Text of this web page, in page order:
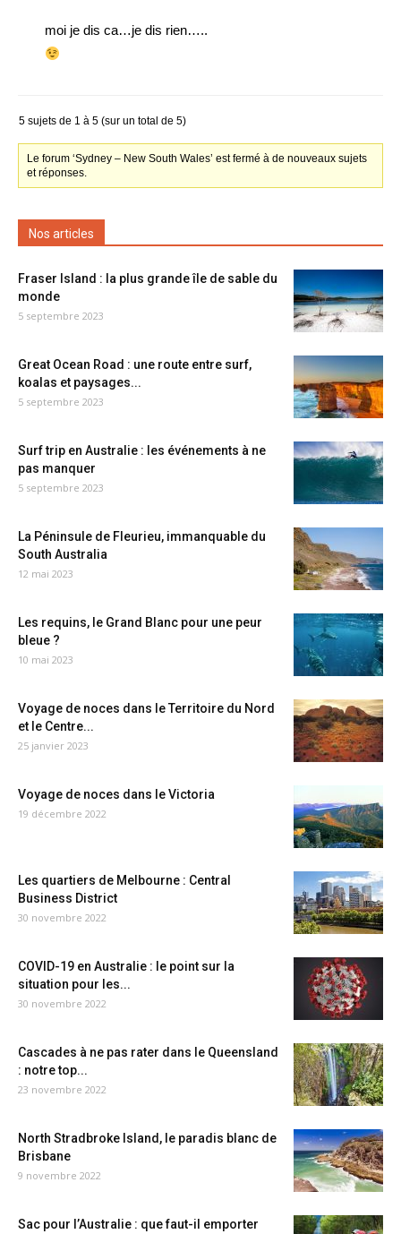
moi je dis ca…je dis rien…..
5 sujets de 1 à 5 (sur un total de 5)
Le forum ‘Sydney – New South Wales’ est fermé à de nouveaux sujets
et réponses.
Nos articles
Fraser Island : la plus grande île de sable du
monde
5 septembre 2023
Great Ocean Road : une route entre surf,
koalas et paysages...
5 septembre 2023
Surf trip en Australie : les événements à ne
pas manquer
5 septembre 2023
La Péninsule de Fleurieu, immanquable du
South Australia
12 mai 2023
Les requins, le Grand Blanc pour une peur
bleue ?
10 mai 2023
Voyage de noces dans le Territoire du Nord
et le Centre...
25 janvier 2023
Voyage de noces dans le Victoria
19 décembre 2022
Les quartiers de Melbourne : Central
Business District
30 novembre 2022
COVID-19 en Australie : le point sur la
situation pour les...
30 novembre 2022
Cascades à ne pas rater dans le Queensland
: notre top...
23 novembre 2022
North Stradbroke Island, le paradis blanc de
Brisbane
9 novembre 2022
Sac pour l’Australie : que faut-il emporter